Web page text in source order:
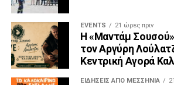
EVENTS 21 ώρες πριν
Η «Μαντάμ
τον Αργύρη
Κεντρική Αγορά
ΕΙΔΉΣΕΙΣ ΑΠΟ ΜΕΣΣΗΝΊΑ